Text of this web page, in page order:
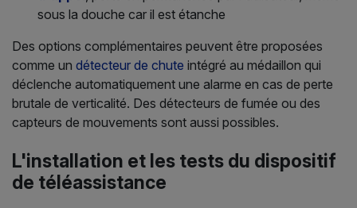
sous la douche car il est étanche
Des options complémentaires peuvent être proposées
comme un détecteur de chute intégré au médaillon qui
déclenche automatiquement une alarme en cas de perte
brutale de verticalité. Des détecteurs de fumée ou des
capteurs de mouvements sont aussi possibles.
L'installation et les tests du dispositif
de téléassistance